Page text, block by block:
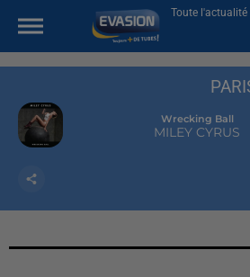
Toute l'actualité
Wrecking Ball
MILEY CYRUS